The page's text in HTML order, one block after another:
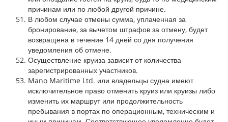
причинам или по любой другой причине.
В любом случае отмены сумма, уплаченная за
бронирование, за вычетом штрафов за отмену, будет
возвращена в течение 14 дней со дня получения
уведомления об отмене.
Осуществление круиза зависит от количества
зарегистрированных участников.
Mano Maritime Ltd. или владельцы судна имеют
исключительное право отменить круиз или круизы либо
изменить их маршрут или продолжительность
пребывания в портах по операционным, техническим и